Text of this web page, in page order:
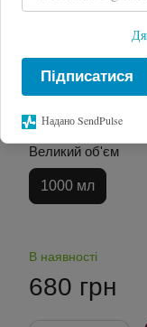
Підписатися
Надано SendPulse
Великий об'єм
1000 мл
В наявності
680 грн